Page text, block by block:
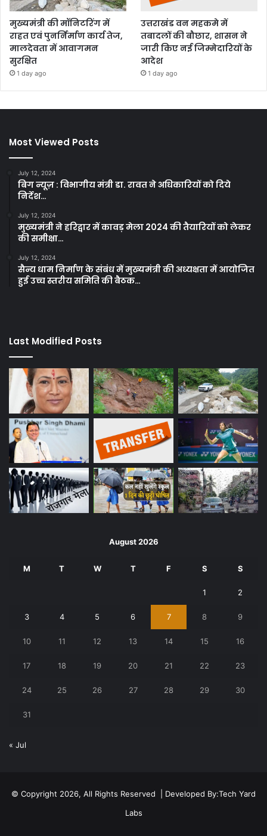
मुख्यमंत्री की मॉनिटरिंग में
राहत एवं पुनर्निर्माण कार्य तेज,
मालदेवता में आवागमन
सुरक्षित
1 day ago
उत्तराखंड वन महकमे में
तबादलों की बौछार, शासन ने
जारी किए नई जिम्मेदारियों के
आदेश
1 day ago
Most Viewed Posts
July 12, 2024
बिग न्यूज़ : विभागीय मंत्री डा. रावत ने अधिकारियों को दिये
निर्देश…
July 12, 2024
मुख्यमंत्री ने हरिद्वार में कावड़ मेला 2024 की तैयारियों को लेकर
की समीक्षा…
July 12, 2024
सैन्य धाम निर्माण के संबंध में मुख्यमंत्री की अध्यक्षता में आयोजित
हुई उच्च स्तरीय समिति की बैठक…
Last Modified Posts
August 2026
M T W T F S S
1 2
3 4 5 6 7 8 9
10 11 12 13 14 15 16
17 18 19 20 21 22 23
24 25 26 27 28 29 30
31
« Jul
© Copyright 2026, All Rights Reserved | Developed By:Tech Yard
Labs